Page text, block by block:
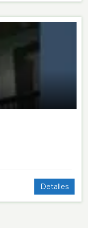
Detalles